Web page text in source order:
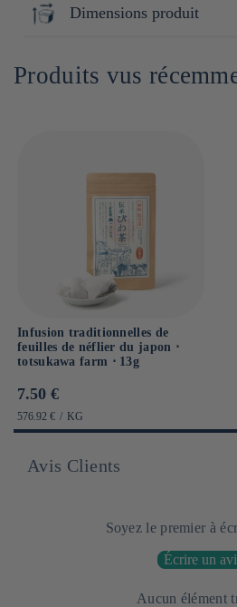
radiations.Dimensions produit
Produits vus
Infusion traditionnelles de
feuilles de néflier du japon ⋅
totsukawa farm ⋅ 13g
Prix
habituel
7.50 €
PRIX
UNITAIRE
576.92 € / PAR
KG
Avis Clients
Soyez le premier à
Écrire un
Aucun élément